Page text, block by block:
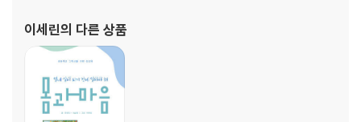
이세린의 다른 상품